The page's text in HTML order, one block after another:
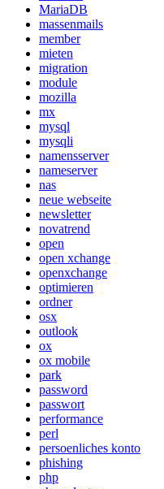
MariaDB
massenmails
member
mieten
migration
module
mozilla
mx
mysql
mysqli
namensserver
nameserver
nas
neue webseite
newsletter
novatrend
open
open xchange
openxchange
optimieren
ordner
osx
outlook
ox
ox mobile
park
password
passwort
performance
perl
persoenliches konto
phishing
php